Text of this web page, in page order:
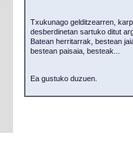
Txukunago gelditzearren,
desberdinetan sartuko ditut
Batean herritarrak, bestean
bestean paisaia, besteak...
Ea gustuko duzuen.